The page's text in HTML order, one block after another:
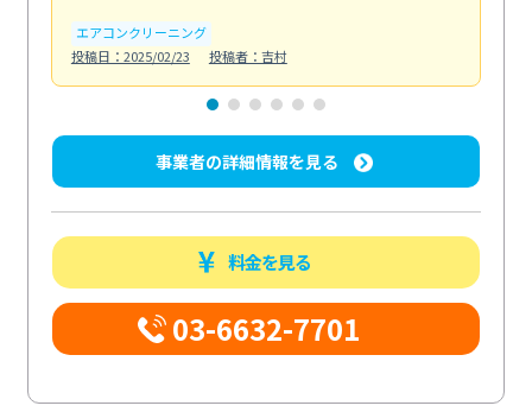
エアコンクリーニング
投稿日：2025/02/23
投稿者：吉村
事業者の詳細情報を見る
料金を見る
03-6632-7701